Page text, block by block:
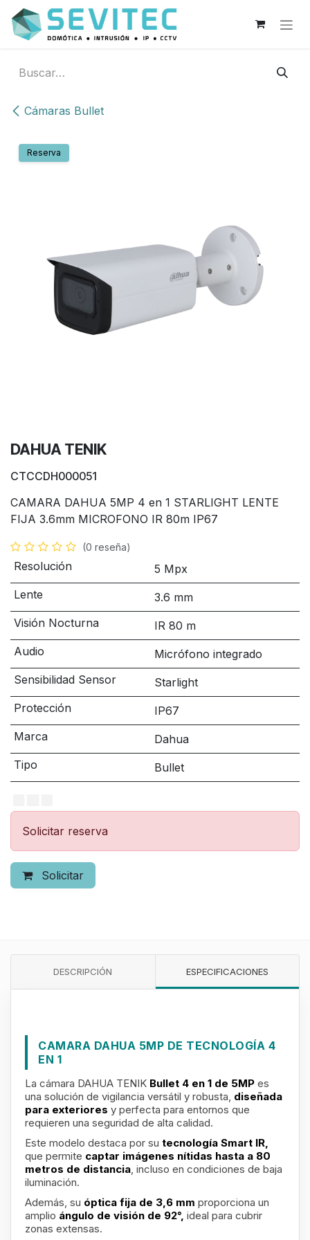
Ir al contenido
Cámaras Bullet
Reserva
DAHUA TENIK
CTCCDH000051
CAMARA DAHUA 5MP 4 en 1 STARLIGHT LENTE
FIJA 3.6mm MICROFONO IR 80m IP67
(0 reseña)
Resolución
5 Mpx
Lente
3.6 mm
Visión Nocturna
IR 80 m
Audio
Micrófono integrado
Sensibilidad Sensor
Starlight
Protección
IP67
Marca
Dahua
Tipo
Bullet
Solicitar reserva
Solicitar
DESCRIPCIÓN ESPECIFICACIONES
CAMARA DAHUA 5MP DE TECNOLOGÍA 4
EN 1
La cámara DAHUA TENIK Bullet 4 en 1 de 5MP es
una solución de vigilancia versátil y robusta, diseñada
para exteriores y perfecta para entornos que
requieren una seguridad de alta calidad.
Este modelo destaca por su tecnología Smart IR,
que permite captar imágenes nítidas hasta a 80
metros de distancia, incluso en condiciones de baja
iluminación.
Además, su óptica fija de 3,6 mm proporciona un
amplio ángulo de visión de 92°, ideal para cubrir
zonas extensas.